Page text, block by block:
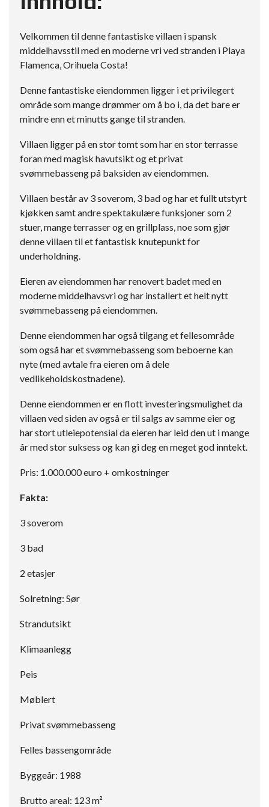
Velkommen til denne fantastiske villaen i spansk
middelhavsstil med en moderne vri ved stranden i Playa
Flamenca, Orihuela Costa!
Denne fantastiske eiendommen ligger i et privilegert
område som mange drømmer om å bo i, da det bare er
mindre enn et minutts gange til stranden.
Villaen ligger på en stor tomt som har en stor terrasse
foran med magisk havutsikt og et privat
svømmebasseng på baksiden av eiendommen.
Villaen består av 3 soverom, 3 bad og har et fullt utstyrt
kjøkken samt andre spektakulære funksjoner som 2
stuer, mange terrasser og en grillplass, noe som gjør
denne villaen til et fantastisk knutepunkt for
underholdning.
Eieren av eiendommen har renovert badet med en
moderne middelhavsvri og har installert et helt nytt
svømmebasseng på eiendommen.
Denne eiendommen har også tilgang et fellesområde
som også har et svømmebasseng som beboerne kan
nyte (med avtale fra eieren om å dele
vedlikeholdskostnadene).
Denne eiendommen er en flott investeringsmulighet da
villaen ved siden av også er til salgs av samme eier og
har stort utleiepotensial da eieren har leid den ut i mange
år med stor suksess og kan gi deg en meget god inntekt.
Pris: 1.000.000 euro + omkostninger
Fakta:
3 soverom
3 bad
2 etasjer
Solretning: Sør
Strandutsikt
Klimaanlegg
Peis
Møblert
Privat svømmebasseng
Felles bassengområde
Byggeår: 1988
Brutto areal: 123 m²